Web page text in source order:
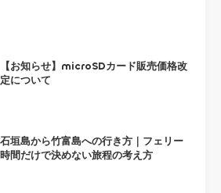
【お知らせ】microSDカード販売価格改
定について
石垣島から竹富島への行き方｜フェリー
時間だけで決めない旅程の考え方